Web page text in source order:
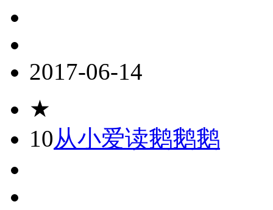
2017-06-14
★
10从小爱读鹅鹅鹅